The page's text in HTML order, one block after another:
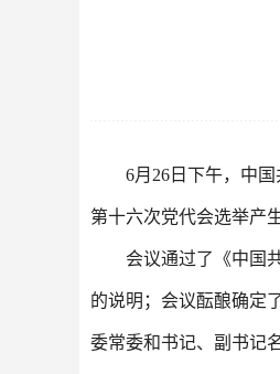
6月26日下午，中
第十六次党代会选举产
会议通过了《中国
的说明；会议酝酿确定
委常委和书记、副书记名